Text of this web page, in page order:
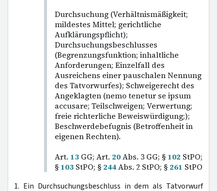
Durchsuchung (Verhältnismäßigkeit;
mildestes Mittel; gerichtliche
Aufklärungspflicht);
Durchsuchungsbeschlusses
(Begrenzungsfunktion; inhaltliche
Anforderungen; Einzelfall des
Ausreichens einer pauschalen Nennung
des Tatvorwurfes); Schweigerecht des
Angeklagten (nemo tenetur se ipsum
accusare; Teilschweigen; Verwertung;
freie richterliche Beweiswürdigung;);
Beschwerdebefugnis (Betroffenheit in
eigenen Rechten).
Art. 13 GG; Art. 20Abs. 3 GG; § 102 StPO;
§ 103 StPO; § 244Abs. 2 StPO; § 261 StPO
1. Ein Durchsuchungsbeschluss in dem als Tatvorwurf